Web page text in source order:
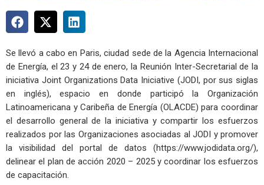
Se llevó a cabo en Paris, ciudad sede de la Agencia Internacional
de Energía, el 23 y 24 de enero, la Reunión Inter-Secretarial de la
iniciativa Joint Organizations Data Iniciative (JODI, por sus siglas
en inglés), espacio en donde participó la Organización
Latinoamericana y Caribeña de Energía (OLACDE) para coordinar
el desarrollo general de la iniciativa y compartir los esfuerzos
realizados por las Organizaciones asociadas al JODI y promover
la visibilidad del portal de datos (https://www.jodidata.org/),
delinear el plan de acción 2020 – 2025 y coordinar los esfuerzos
de capacitación.